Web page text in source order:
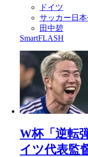
ドイツ
サッカー日
田中碧
SmartFLASH
W杯「逆転
イツ代表監